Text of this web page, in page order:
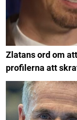
Zlatans ord om
profilerna att